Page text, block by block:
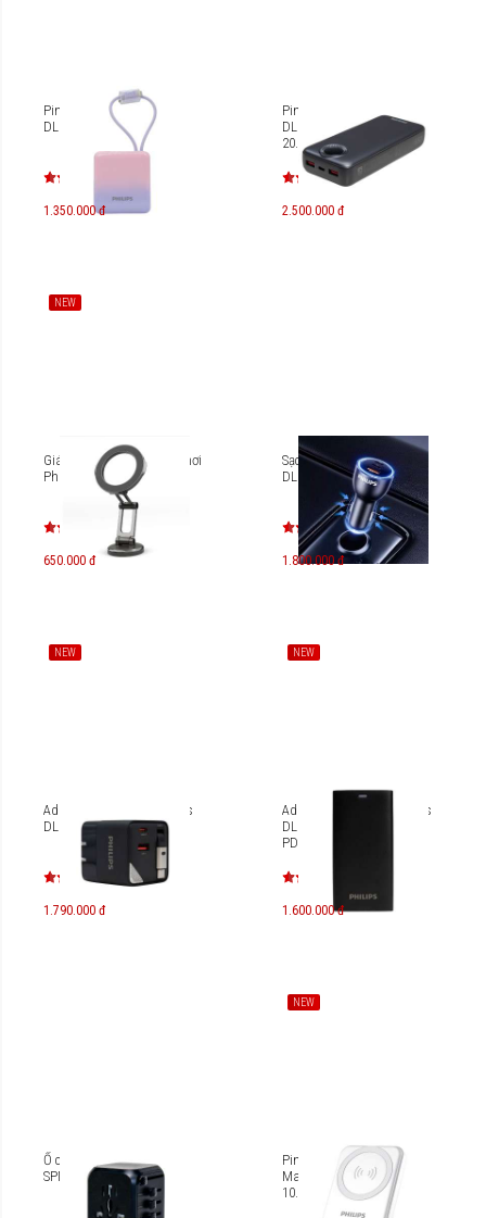
Pin sạc dự phòng Philips
DLP2713 10.000mAh
1.350.000 đ
Pin sạc dự phòng Philips
DLP6716CB PD65W
20.000mAh
2.500.000 đ
NEW
Giá đỡ điện thoại trên xe hơi
Philips DLK2415MB
650.000 đ
Sạc trên xe hơi Philips
DLP5529C
1.800.000 đ
NEW
Adapter sạc nhanh Philips
DLP6335 PD65W
1.790.000 đ
NEW
Adapter sạc nhanh Philips
DLP4330N/DLP4325N
PD67W
1.600.000 đ
Ổ cắm điện du lịch Philips
SPN3351
NEW
Pin dự phòng từ tính
Magnetic Philips DLP9535
10.000mAh PD20W